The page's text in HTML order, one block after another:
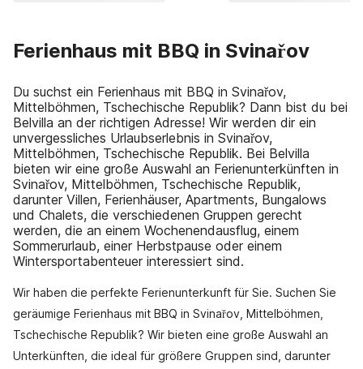
Ferienhaus mit BBQ in Svinařov
Du suchst ein Ferienhaus mit BBQ in Svinařov,
Mittelböhmen, Tschechische Republik? Dann bist du bei
Belvilla an der richtigen Adresse! Wir werden dir ein
unvergessliches Urlaubserlebnis in Svinařov,
Mittelböhmen, Tschechische Republik. Bei Belvilla
bieten wir eine große Auswahl an Ferienunterkünften in
Svinařov, Mittelböhmen, Tschechische Republik,
darunter Villen, Ferienhäuser, Apartments, Bungalows
und Chalets, die verschiedenen Gruppen gerecht
werden, die an einem Wochenendausflug, einem
Sommerurlaub, einer Herbstpause oder einem
Wintersportabenteuer interessiert sind.
Wir haben die perfekte Ferienunterkunft für Sie. Suchen Sie
geräumige Ferienhaus mit BBQ in Svinařov, Mittelböhmen,
Tschechische Republik? Wir bieten eine große Auswahl an
Unterkünften, die ideal für größere Gruppen sind, darunter